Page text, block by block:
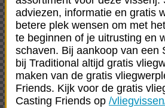
adviezen, informatie en gratis
betere plek wensen om met
te beginnen of je uitrusting en
schaven. Bij aankoop van een
bij Traditional altijd gratis
maken van de gratis
Friends. Kijk voor de gratis
Casting Friends op /